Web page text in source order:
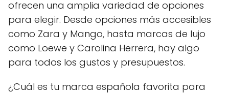
ofrecen una amplia variedad de opciones
para elegir. Desde opciones más accesibles
como Zara y Mango, hasta marcas de lujo
como Loewe y Carolina Herrera, hay algo
para todos los gustos y presupuestos.
¿Cuál es tu marca española favorita para